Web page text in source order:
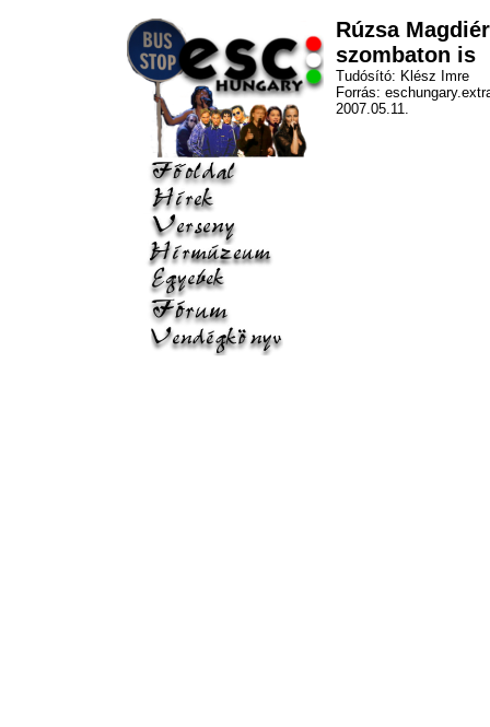
Rúzsa
szombaton is
Tudósító: Klész Imre
Forrás:
2007.05.11.